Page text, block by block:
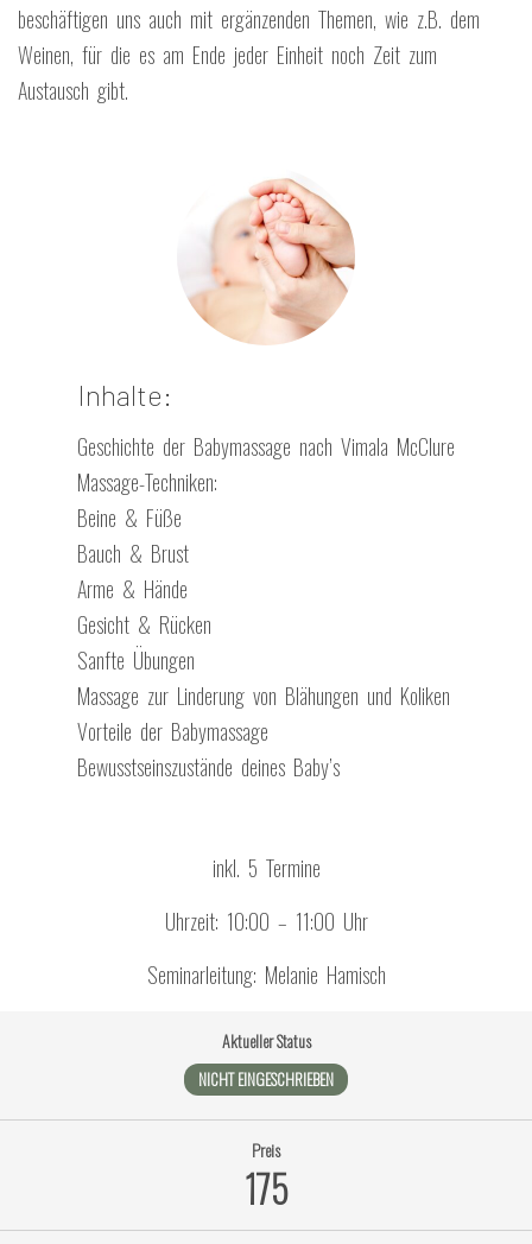
beschäftigen uns auch mit ergänzenden Themen, wie z.B. dem
Weinen, für die es am Ende jeder Einheit noch Zeit zum
Austausch gibt.
Inhalte:
Geschichte der Babymassage nach Vimala McClure
Massage-Techniken:
Beine & Füße
Bauch & Brust
Arme & Hände
Gesicht & Rücken
Sanfte Übungen
Massage zur Linderung von Blähungen und Koliken
Vorteile der Babymassage
Bewusstseinszustände deines Baby’s
inkl. 5 Termine
Uhrzeit: 10:00 – 11:00 Uhr
Seminarleitung: Melanie Hamisch
Aktueller Status
NICHT EINGESCHRIEBEN
Preis
175